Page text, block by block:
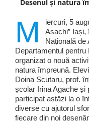
Desenul și natura
M
iercuri, 5
Asachi”
Națională de
Departamentul
organizat o nouă
natura împreună.
Doina Scutaru, prof.
școlar Irina Agache și
participat astăzi la o
diverse cu ajutorul
fiecare din noi